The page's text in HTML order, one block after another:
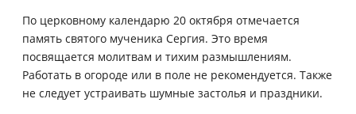
По церковному календарю 20 октября отмечается
память святого мученика Сергия. Это время
посвящается молитвам и тихим размышлениям.
Работать в огороде или в поле не рекомендуется. Также
не следует устраивать шумные застолья и праздники.